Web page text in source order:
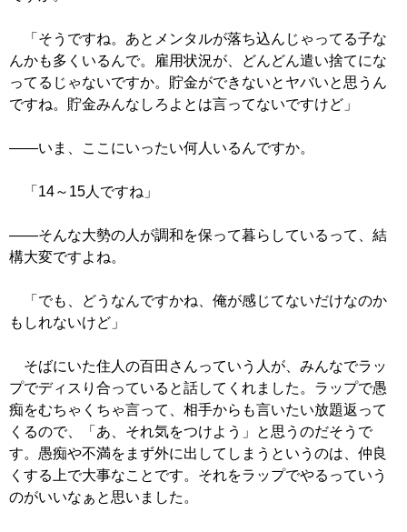
「そうですね。あとメンタルが落ち込んじゃってる子な
んかも多くいるんで。雇用状況が、どんどん遣い捨てにな
ってるじゃないですか。貯金ができないとヤバいと思うん
ですね。貯金みんなしろよとは言ってないですけど」
――いま、ここにいったい何人いるんですか。
「14～15人ですね」
――そんな大勢の人が調和を保って暮らしているって、結
構大変ですよね。
「でも、どうなんですかね、俺が感じてないだけなのか
もしれないけど」
そばにいた住人の百田さんっていう人が、みんなでラッ
プでディスり合っていると話してくれました。ラップで愚
痴をむちゃくちゃ言って、相手からも言いたい放題返って
くるので、「あ、それ気をつけよう」と思うのだそうで
す。愚痴や不満をまず外に出してしまうというのは、仲良
くする上で大事なことです。それをラップでやるっていう
のがいいなぁと思いました。